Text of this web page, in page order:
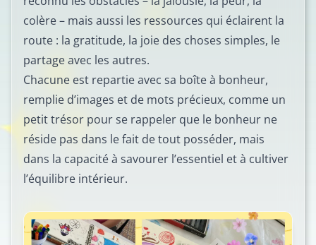
colère – mais aussi les ressources qui éclairent la
route : la gratitude, la joie des choses simples, le
partage avec les autres.
Chacune est repartie avec sa boîte à bonheur,
remplie d’images et de mots précieux, comme un
petit trésor pour se rappeler que le bonheur ne
réside pas dans le fait de tout posséder, mais
dans la capacité à savourer l’essentiel et à cultiver
l’équilibre intérieur.